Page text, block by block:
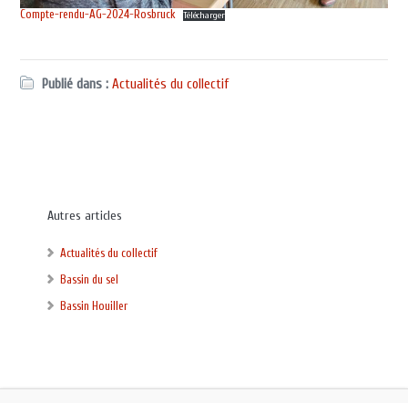
Compte-rendu-AG-2024-Rosbruck Télécharger
Publié dans : Actualités du collectif
Autres articles
Actualités du collectif
Bassin du sel
Bassin Houiller